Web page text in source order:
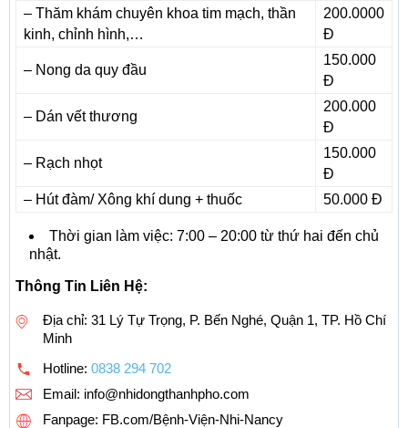
– Thăm khám chuyên khoa tim mạch, thần
kinh, chỉnh hình,…
200.0000
Đ
– Nong da quy đầu
150.000
Đ
– Dán vết thương
200.000
Đ
– Rạch nhọt
150.000
Đ
– Hút đàm/ Xông khí dung + thuốc
50.000 Đ
Thời gian làm việc: 7:00 – 20:00 từ thứ hai đến chủ
nhật.
Thông Tin Liên Hệ:
Địa chỉ: 31 Lý Tự Trọng, P. Bến Nghé, Quận 1, TP. Hồ Chí
Minh
Hotline: 0838 294 702
Email: info@nhidongthanhpho.com
Fanpage: FB.com/Bệnh-Viện-Nhi-Nancy